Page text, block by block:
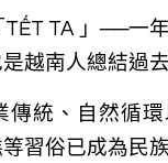
TA 」──一
越南人總結過
傳統、自然循
習俗已成為民